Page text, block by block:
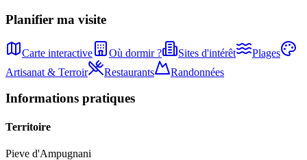
Planifier ma visite
Carte interactive Où dormir ? Sites d'intérêt
Plages
Artisanat & Terroir
Restaurants Randonnées
Informations pratiques
Territoire
Pieve d'Ampugnani